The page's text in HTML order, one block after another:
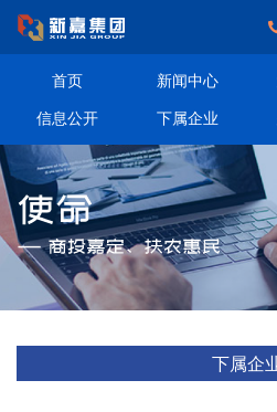
首页 新闻中心
信息公开
下属企业
下属企